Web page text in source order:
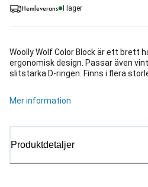
Hemleverans I lager
Woolly Wolf Color Block är ett brett
ergonomisk design. Passar även
slitstarka D-ringen. Finns i flera
Mer information
Produktdetaljer